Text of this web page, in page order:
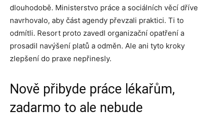
dlouhodobě. Ministerstvo práce a sociálních věcí dříve
navrhovalo, aby část agendy převzali praktici. Ti to
odmítli. Resort proto zavedl organizační opatření a
prosadil navýšení platů a odměn. Ale ani tyto kroky
zlepšení do praxe nepřinesly.
Nově přibyde práce lékařům,
zadarmo to ale nebude